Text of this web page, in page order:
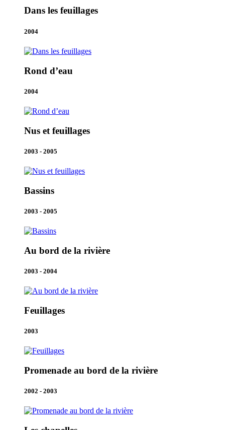
Dans les feuillages
2004
Rond d’eau
2004
Nus et feuillages
2003 - 2005
Bassins
2003 - 2005
Au bord de la rivière
2003 - 2004
Feuillages
2003
Promenade au bord de la rivière
2002 - 2003